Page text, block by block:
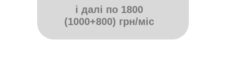
і далі по 1800
(1000+800) грн/міс